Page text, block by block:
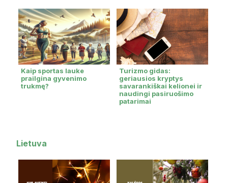
Kaip sportas lauke
prailgina gyvenimo
trukmę?
Turizmo gidas:
geriausios kryptys
savarankiškai kelionei ir
naudingi pasiruošimo
patarimai
Lietuva